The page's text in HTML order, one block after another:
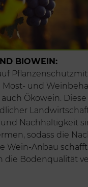
BIOWEIN:
Most- und
Ökowein.
Nachhaltigkeit
sodass die
Wein-Anbau
die Bodenqualität